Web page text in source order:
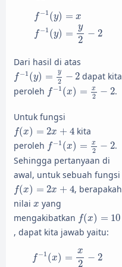
f −1 (y) = x
f −1 (y) =
y
2
− 2
−1 (y )=
Dari hasil di atas
f −1 (y) = y
2 − 2
f−1(y)=y 2− 2
dapat kita
peroleh f −1 (x) = x
2 − 2
f−1( )= − .
Untuk fungsi
f(x) = 2x + 4
f(x)= +4
kita
peroleh f −1 (x) = x
2 − 2
f−1 ( )= −
.
Sehingga pertanyaan di
awal, untuk sebuah fungsi
f(x) = 2x + 4
f(x)= +4
, berapakah
nilai x
x yang
mengakibatkan f(x) = 10
f(x)=
, dapat kita jawab yaitu:
f −1 (x) =
x
2
− 2
( −2